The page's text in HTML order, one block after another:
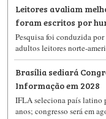
Leitores avaliam
foram escritos por
Pesquisa foi conduzida
adultos leitores norte-
Brasília sediará
Informação em 2028
IFLA seleciona país latino
anos; congresso será em